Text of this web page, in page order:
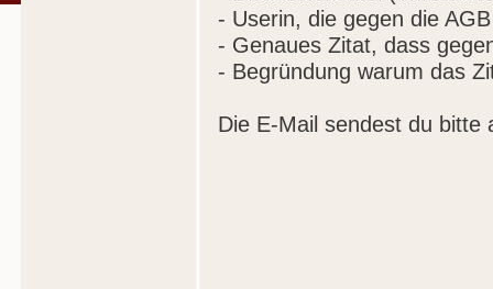
- Userin, die gegen die
- Genaues Zitat, dass
- Begründung warum das
Die E-Mail sendest du bitte